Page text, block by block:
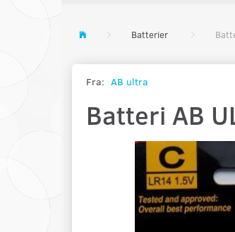
Batterier
Fra: AB ultra
Batteri AB